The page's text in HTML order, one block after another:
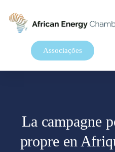
Associações
La campagne
propre en